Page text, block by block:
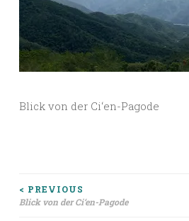
Blick von der Ci‘en-Pagode
Beitragsnavigation
< PREVIOUS
Blick von der Ci‘en-Pagode